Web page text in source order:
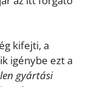
kifejti, a
igénybe ezt a
gyártási